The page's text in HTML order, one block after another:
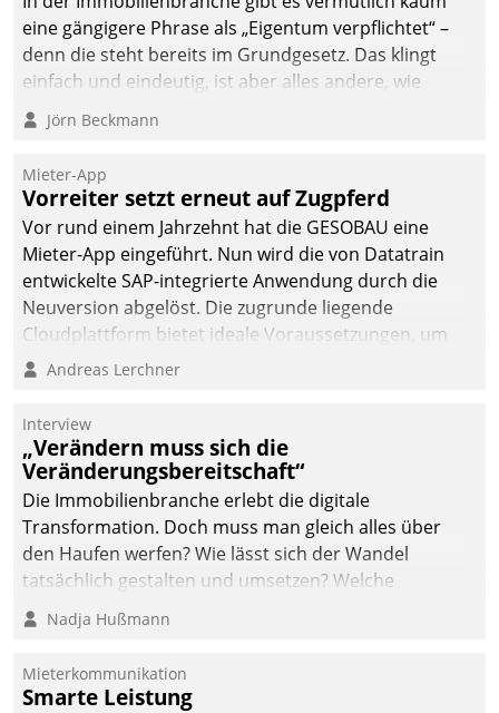
eine gängigere Phrase als „Eigentum verpflichtet“ –
denn die steht bereits im Grundgesetz. Das klingt
einfach und eindeutig, ist aber alles andere, wie
Branchenbeschäftigte wissen. Denn mit der
Verantwortung folgen Verpflichtungen.
Jörn Beckmann
Mieter-App
Vorreiter setzt erneut auf Zugpferd
Vor rund einem Jahrzehnt hat die GESOBAU eine
Mieter-App eingeführt. Nun wird die von Datatrain
entwickelte SAP-integrierte Anwendung durch die
Neuversion abgelöst. Die zugrunde liegende
Cloudplattform bietet ideale Voraussetzungen, um
die Funktionalität der App zu erweitern und weitere
integrieren.
Andreas Lerchner
Interview
„Verändern muss sich die
Veränderungsbereitschaft“
Die Immobilienbranche erlebt die digitale
Transformation. Doch muss man gleich alles über
den Haufen werfen? Wie lässt sich der Wandel
tatsächlich gestalten und umsetzen? Welche
Argumente zählen wirklich?
Nadja Hußmann
Mieterkommunikation
Smarte Leistung